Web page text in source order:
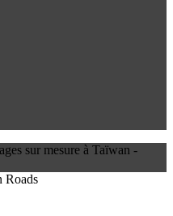
sur mesure à Taïwan -
Roads